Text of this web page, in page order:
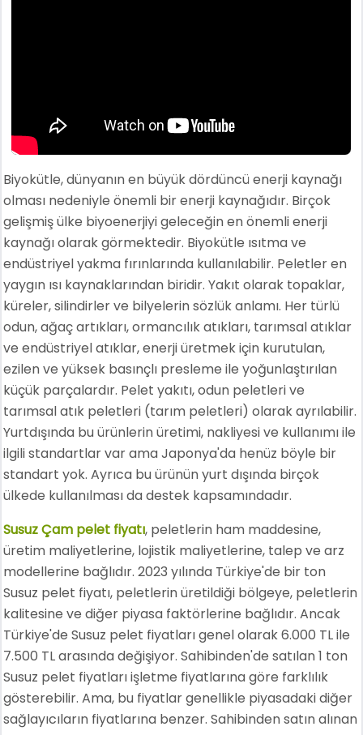
Biyokütle, dünyanın en büyük dördüncü enerji kaynağı
olması nedeniyle önemli bir enerji kaynağıdır. Birçok
gelişmiş ülke biyoenerjiyi geleceğin en önemli enerji
kaynağı olarak görmektedir. Biyokütle ısıtma ve
endüstriyel yakma fırınlarında kullanılabilir. Peletler en
yaygın ısı kaynaklarından biridir. Yakıt olarak topaklar,
küreler, silindirler ve bilyelerin sözlük anlamı. Her türlü
odun, ağaç artıkları, ormancılık atıkları, tarımsal atıklar
ve endüstriyel atıklar, enerji üretmek için kurutulan,
ezilen ve yüksek basınçlı presleme ile yoğunlaştırılan
küçük parçalardır. Pelet yakıtı, odun peletleri ve
tarımsal atık peletleri (tarım peletleri) olarak ayrılabilir.
Yurtdışında bu ürünlerin üretimi, nakliyesi ve kullanımı ile
ilgili standartlar var ama Japonya'da henüz böyle bir
standart yok. Ayrıca bu ürünün yurt dışında birçok
ülkede kullanılması da destek kapsamındadır.
Susuz Çam pelet fiyatı, peletlerin ham maddesine,
üretim maliyetlerine, lojistik maliyetlerine, talep ve arz
modellerine bağlıdır. 2023 yılında Türkiye'de bir ton
Susuz pelet fiyatı, peletlerin üretildiği bölgeye, peletlerin
kalitesine ve diğer piyasa faktörlerine bağlıdır. Ancak
Türkiye'de Susuz pelet fiyatları genel olarak 6.000 TL ile
7.500 TL arasında değişiyor. Sahibinden'de satılan 1 ton
Susuz pelet fiyatları işletme fiyatlarına göre farklılık
gösterebilir. Ama, bu fiyatlar genellikle piyasadaki diğer
sağlayıcıların fiyatlarına benzer. Sahibinden satın alınan